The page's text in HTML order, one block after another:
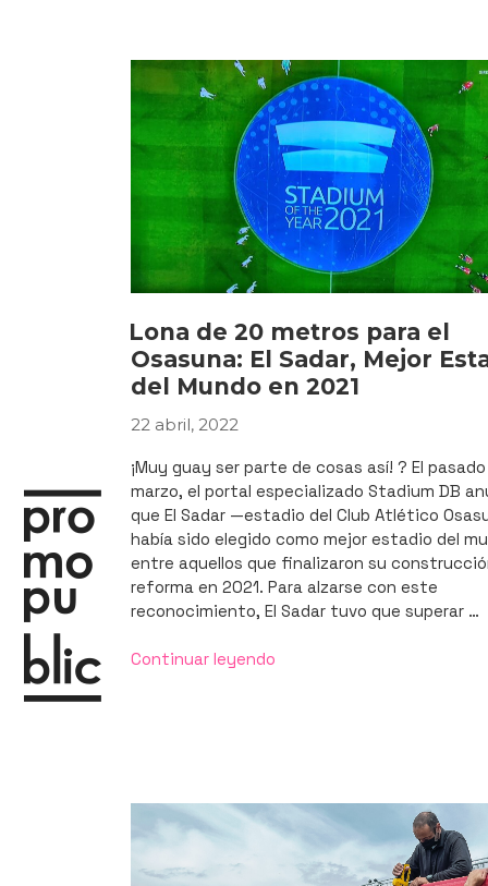
nueva
valla
publicitaria
biposte
de
Esmalglass»
Lona de 20 metros para el
Osasuna: El Sadar, Mejor
del Mundo en 2021
PUBLICADO
22 abril, 2022
¡Muy guay ser parte de cosas así! ? El pasado
marzo, el portal especializado Stadium DB
que El Sadar —estadio del Club Atlético
había sido elegido como mejor estadio del
entre aquellos que finalizaron su
reforma en 2021. Para alzarse con este
reconocimiento, El Sadar tuvo que superar …
Continuar leyendo
Osasuna:
Sadar,